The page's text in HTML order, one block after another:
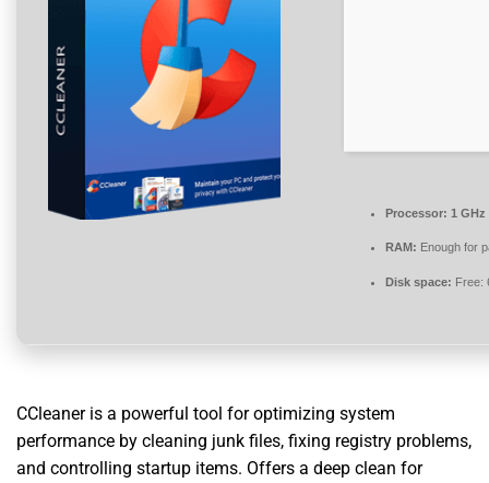
Processor: 1
RAM: Enough for
Disk space: Free:
CCleaner is a powerful tool for optimizing system
performance by cleaning junk files, fixing registry problems,
and controlling startup items. Offers a deep clean for